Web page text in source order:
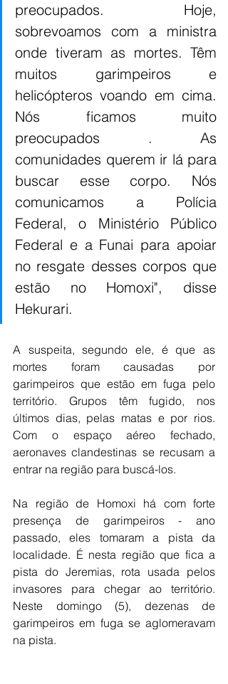
preocupados. Hoje,
sobrevoamos com a ministra
onde tiveram as mortes. Têm
muitos garimpeiros e
helicópteros voando em cima.
Nós ficamos muito
preocupados . As
comunidades querem ir lá para
buscar esse corpo. Nós
comunicamos a Polícia
Federal, o Ministério Público
Federal e a Funai para apoiar
no resgate desses corpos que
estão no Homoxi", disse
Hekurari.
A suspeita, segundo ele, é que as
mortes foram causadas por
garimpeiros que estão em fuga pelo
território. Grupos têm fugido, nos
últimos dias, pelas matas e por rios.
Com o espaço aéreo fechado,
aeronaves clandestinas se recusam a
entrar na região para buscá-los.
Na região de Homoxi há com forte
presença de garimpeiros - ano
passado, eles tomaram a pista da
localidade. É nesta região que fica a
pista do Jeremias, rota usada pelos
invasores para chegar ao território.
Neste domingo (5), dezenas de
garimpeiros em fuga se aglomeravam
na pista.